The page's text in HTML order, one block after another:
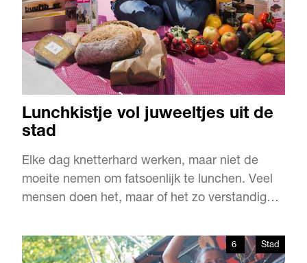
Lunchkistje vol juweeltjes uit de
stad
Elke dag knetterhard werken, maar niet de
moeite nemen om fatsoenlijk te lunchen. Veel
mensen doen het, maar of het zo verstandig
van niet. Om werkend Nederland aan een
gezonde, maar vooral lekkere lunch te helpen,
6 Stad